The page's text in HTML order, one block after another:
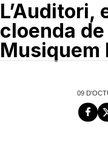
L’Auditori,
cloenda
Musiquem
09